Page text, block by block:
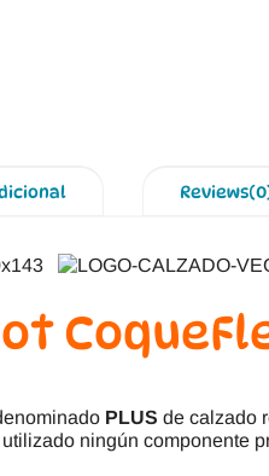
PLUS de calzado
ningún componente